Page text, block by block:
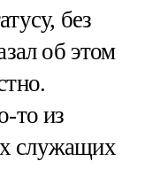
без
об этом
то из
служащих